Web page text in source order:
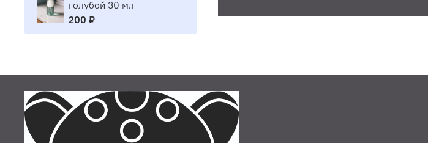
голубой 30 мл
200 ₽